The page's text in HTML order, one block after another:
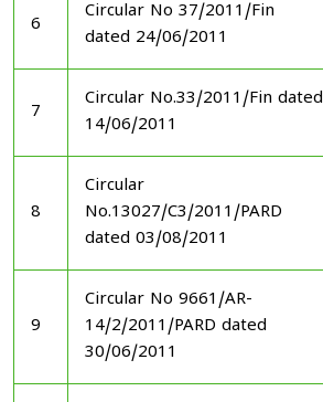
6
Circular No 37/2011/Fin
dated 24/06/2011
7
Circular No.33/2011/Fin dated
14/06/2011
8
Circular
No.13027/C3/2011/PARD
dated 03/08/2011
9
Circular No 9661/AR-
14/2/2011/PARD dated
30/06/2011